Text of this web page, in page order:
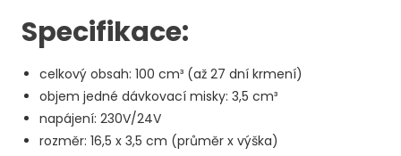
Specifikace:
celkový obsah: 100 cm³ (až 27 dní krmení)
objem jedné dávkovací misky: 3,5 cm³
napájení: 230V/24V
rozměr: 16,5 x 3,5 cm (průměr x výška)